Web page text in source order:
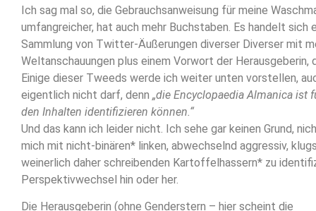
Ich sag mal so, die Gebrauchsanweisung für meine
umfangreicher, hat auch mehr Buchstaben. Es handelt sich
Sammlung von Twitter-Äußerungen diverser Diverser mit
Weltanschauungen plus einem Vorwort der Herausgeberin,
Einige dieser Tweeds werde ich weiter unten vorstellen,
eigentlich nicht darf, denn „die Encyclopaedia Almanica ist
den Inhalten identifizieren können.“
Und das kann ich leider nicht. Ich sehe gar keinen Grund,
mich mit nicht-binären* linken, abwechselnd aggressiv,
weinerlich daher schreibenden Kartoffelhassern* zu
Perspektivwechsel hin oder her.
Die Herausgeberin (ohne Genderstern – hier scheint die